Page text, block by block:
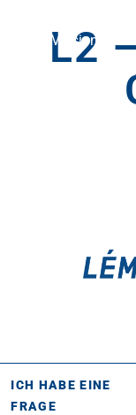
Version
L2
ICH HABE EINE
FRAGE